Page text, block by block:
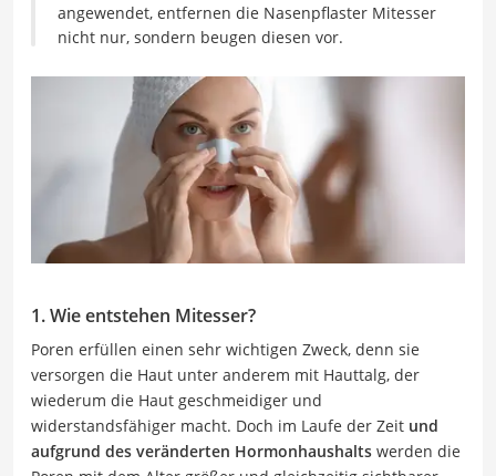
angewendet, entfernen die Nasenpflaster Mitesser
nicht nur, sondern beugen diesen vor.
1. Wie entstehen Mitesser?
Poren erfüllen einen sehr wichtigen Zweck, denn sie
versorgen die Haut unter anderem mit Hauttalg, der
wiederum die Haut geschmeidiger und
widerstandsfähiger macht. Doch im Laufe der Zeit und
aufgrund des veränderten Hormonhaushalts werden die